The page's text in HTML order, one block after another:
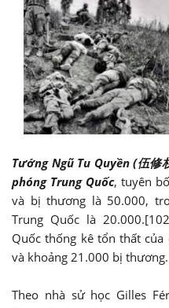
Tướng Ngũ Tu Quyền (伍修
phóng Trung Quốc, tuyên
và bị thương là 50.000,
Trung Quốc là
Quốc thống kê tổn thất
và khoảng 21.000 bị thương.
Theo nhà sử học Gilles